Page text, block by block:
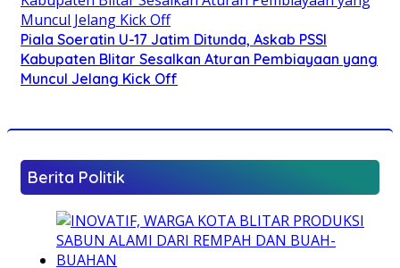
Piala Soeratin U-17 Jatim Ditunda, Askab PSSI
Kabupaten Blitar Sesalkan Aturan Pembiayaan yang
Muncul Jelang Kick Off
Berita Politik